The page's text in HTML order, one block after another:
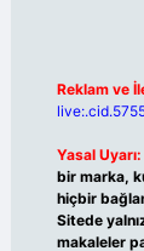
Reklam ve
Yasal Uyarı:
bir marka,
hiçbir
Sitede
makaleler